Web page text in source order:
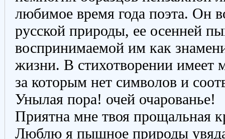
любимое время года поэта. Он
русской природы, ее осенней
воспринимаемой им как
жизни. В стихотворении имеет
за которым нет символов и
Унылая пора! очей очарованье!
Приятна мне твоя прощальная
Люблю я пышное природы